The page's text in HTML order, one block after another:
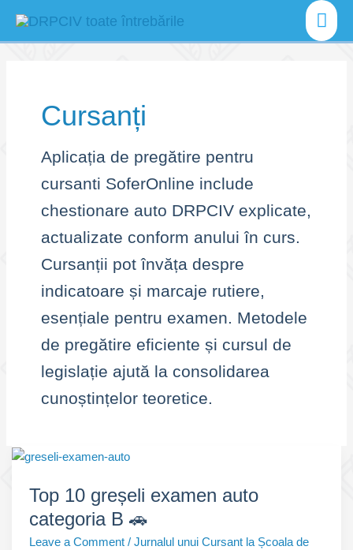
content
Cursanți
Aplicația de pregătire pentru
cursanti SoferOnline include
chestionare auto DRPCIV explicate,
actualizate conform anului în curs.
Cursanții pot învăța despre
indicatoare și marcaje rutiere,
esențiale pentru examen. Metodele
de pregătire eficiente și cursul de
legislație ajută la consolidarea
cunoștințelor teoretice.
Top 10 greșeli examen auto
categoria B 🚗
Leave a Comment /Jurnalul unui Cursant la Școala de